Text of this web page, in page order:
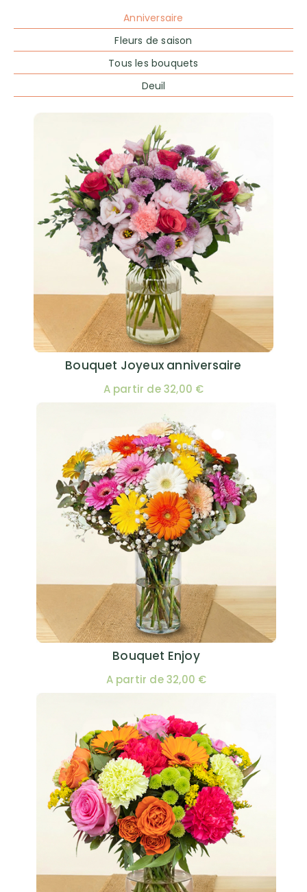
Anniversaire
Fleurs de saison
Tous les bouquets
Deuil
Bouquet Joyeux anniversaire
A partir de 32,00 €
Bouquet Enjoy
A partir de 32,00 €